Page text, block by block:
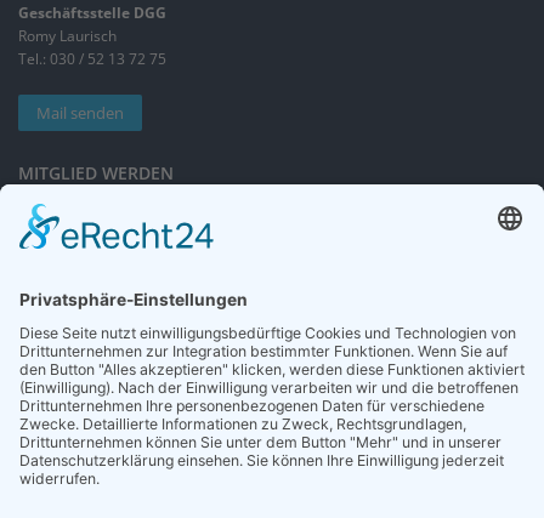
Geschäftsstelle DGG
Romy Laurisch
Tel.: 030 / 52 13 72 75
Mail senden
MITGLIED WERDEN
Sieben gute Gründe
für Ihre Mitgliedschaft
NEWSLETTER
Neuigkeiten rund um die Geriatrie und die DGG – regelmäßig in Ihrem
Postfach.